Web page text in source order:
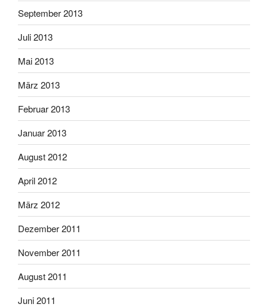
September 2013
Juli 2013
Mai 2013
März 2013
Februar 2013
Januar 2013
August 2012
April 2012
März 2012
Dezember 2011
November 2011
August 2011
Juni 2011